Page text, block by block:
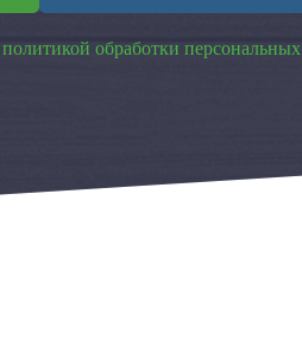
политикой обработки